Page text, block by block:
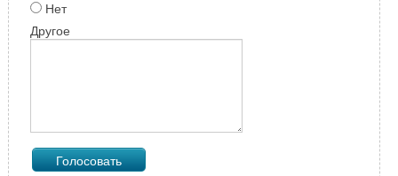
Нет
Другое